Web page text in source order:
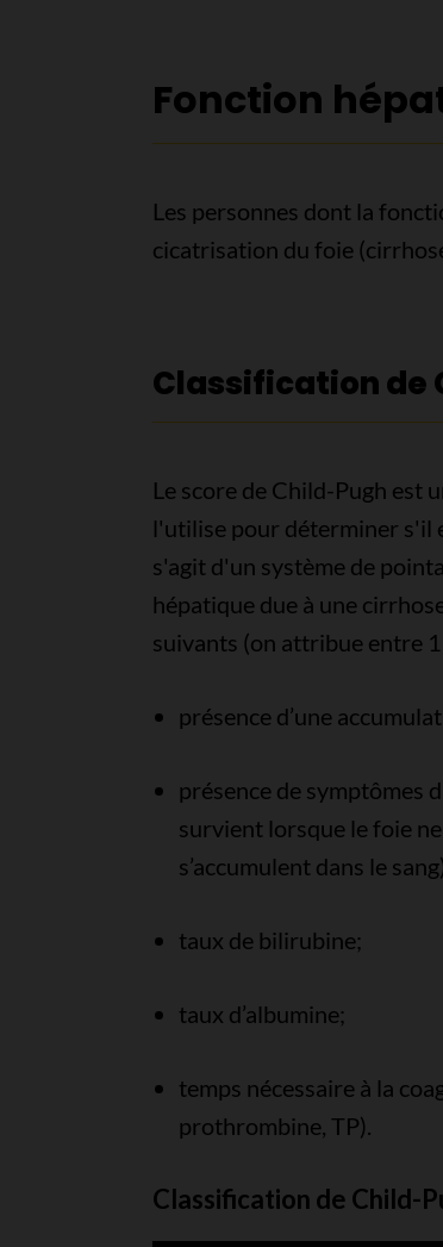
Fonction
Les personnes dont la
cicatrisation du foie
Classification de
Le score de Child-Pugh est
l'utilise pour déterminer s'il
s'agit d'un système de
hépatique due à une
suivants (on attribue entre
présence d’une
présence de symptômes
survient lorsque le foie
s’accumulent dans le
taux de bilirubine;
taux d’albumine;
temps nécessaire à la
prothrombine, TP).
Classification de Child-